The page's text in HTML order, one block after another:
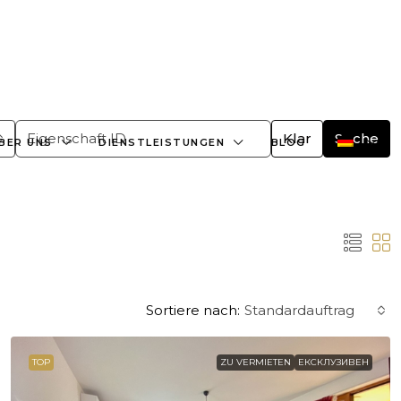
UNS DIENSTLEISTUNGEN BLOG
Klar Suche
Sortiere nach: Standardauftrag
TOP ZU VERMIETEN ЕКСКЛУЗИВЕН